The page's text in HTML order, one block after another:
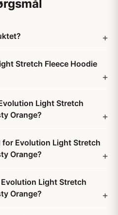
Stretch Fleece Hoodie
Light Stretch
Orange?
for Evolution Light Stretch
Orange?
Light Stretch
Orange?